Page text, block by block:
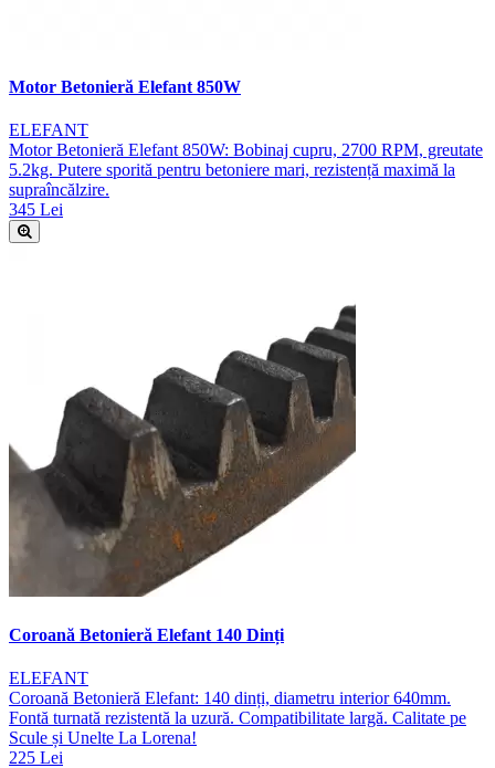
Motor Betonieră Elefant 850W
ELEFANT
Motor Betonieră Elefant 850W: Bobinaj cupru, 2700 RPM, greutate
5.2kg. Putere sporită pentru betoniere mari, rezistență maximă la
supraîncălzire.
345 Lei
Coroană Betonieră Elefant 140 Dinți
ELEFANT
Coroană Betonieră Elefant: 140 dinți, diametru interior 640mm.
Fontă turnată rezistentă la uzură. Compatibilitate largă. Calitate pe
Scule și Unelte La Lorena!
225 Lei